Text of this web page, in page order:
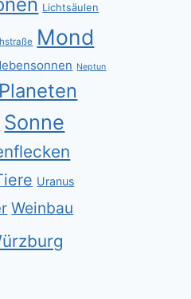
Lichtsäulen
Mond
Neptun
Planeten
Sonne
Uranus
Weinbau